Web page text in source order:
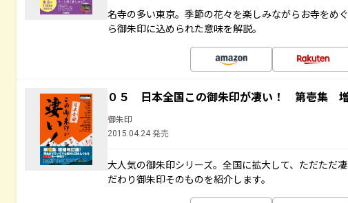
名寺の多い東京。季節の花々を楽しみながらお寺をめ
ら御朱印に込められた意味を解説。
０５ 日本全国この御朱印が凄い！ 第壱集
御朱印
2015.04.24 発売
大人気の御朱印シリーズ。全国に拡大して、ただただ
だわり御朱印そのものを紹介します。